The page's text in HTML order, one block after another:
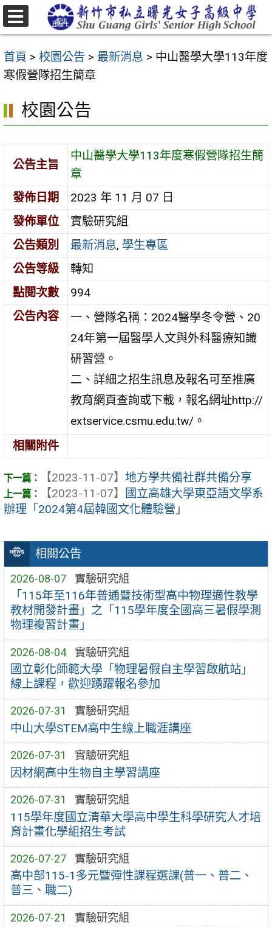
跳
至
要
內
區
首頁 > 校園公告 > 最新消息 > 中山醫學大學113年度
寒假營隊招生簡章
相關公告
2026-08-07 實驗研究組
「115年至116年普通暨技術型高中物理適性教學
教材開發計畫」之「115學年度全國高三暑假學測
物理複習計畫」
2026-08-04 實驗研究組
國立彰化師範大學「物理暑假自主學習啟航站」
線上課程，歡迎踴躍報名參加
2026-07-31 實驗研究組
中山大學STEM高中生線上職涯講座
2026-07-31 實驗研究組
因材網高中生物自主學習講座
2026-07-31 實驗研究組
115學年度國立清華大學高中學生科學研究人才培
育計畫化學組招生考試
2026-07-27 實驗研究組
高中部115-1多元暨彈性課程選課(普一、普二、
普三、職二)
2026-07-21 實驗研究組
校園公告
公告主旨
中山醫學大學113年度寒假營隊招生簡
章
發佈日期
2023 年 11 月 07 日
發佈單位
實驗研究組
公告類別
最新消息, 學生專區
公告等級
轉知
點閱次數
994
公告內容
一、營隊名稱：2024醫學冬令營、20
24年第一屆醫學人文與外科醫療知識
研習營。
二、詳細之招生訊息及報名可至推廣
教育網頁查詢或下載，報名網址http://
extservice.csmu.edu.tw/。
相關附件
【2023-11-07】 地方學共備社群共備分享
【2023-11-07】
國立高雄大學東亞語文學系
辦理「2024第4屆韓國文化體驗營」
選
單